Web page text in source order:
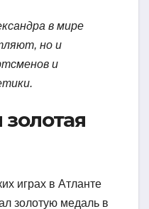
в мире
но и
и
играх в Атланте
золотую медаль в